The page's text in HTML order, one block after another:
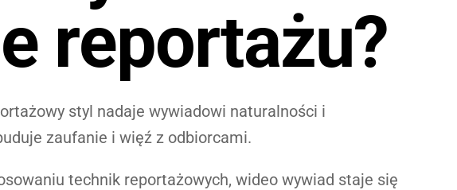
reportażu?
styl nadaje wywiadowi naturalności i
zaufanie i więź z odbiorcami.
technik reportażowych, wideo wywiad staje się